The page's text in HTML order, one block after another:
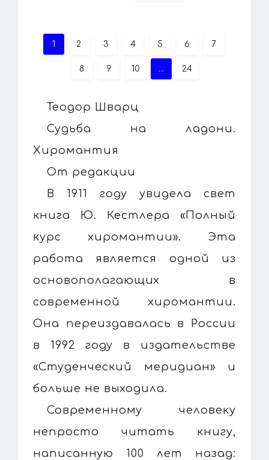
1 2 3 4 5 6 7
8 9 10 ... 24
Теодор Шварц
Судьба на ладони.
Хиромантия
От редакции
В 1911 году увидела свет
книга Ю. Кестлера «Полный
курс хиромантии». Эта
работа является одной из
основополагающих в
современной хиромантии.
Она переиздавалась в России
в 1992 году в издательстве
«Студенческий меридиан» и
больше не выходила.
Современному человеку
непросто читать книгу,
написанную 100 лет назад: